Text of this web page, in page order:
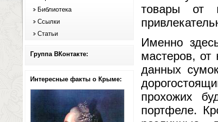
Библиотека
Ссылки
Статьи
Группа ВКонтакте:
Интересные факты о Крыме:
товары от
Именно
мастеров, от
данных
прохожих
портфеле.